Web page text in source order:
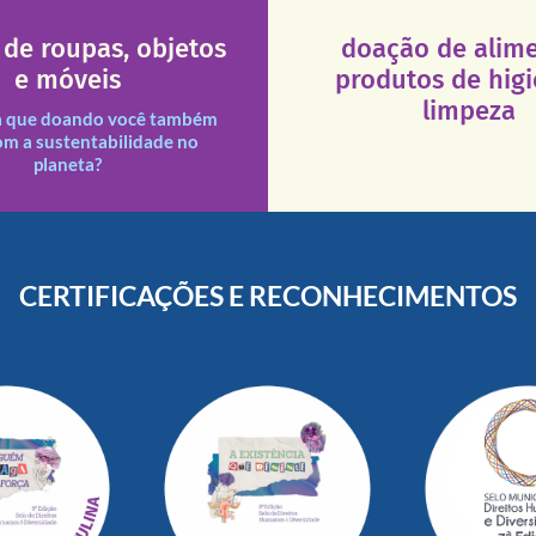
roupas, objetos
e móveis
que doando você também
a sustentabilidade no
planeta?
doações recebidas são
e divididas entre nossas
assim como outras
necessitadas.
doação de
produtos de
limpeza
Esses tipos de produtos
necessários em nossas
que a excelência de nosso
atendimento seja sempre
CERTIFICAÇÕES E RECONHECIMENTOS